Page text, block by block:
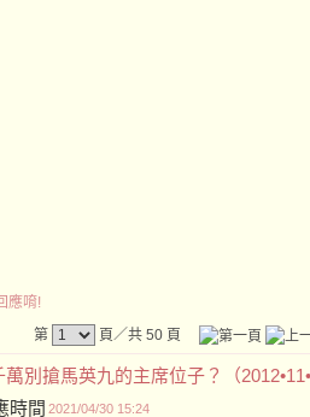
應唷!
第
頁／共 50 頁
別搶馬英九的主席位子？（
2021/04/30 15:24